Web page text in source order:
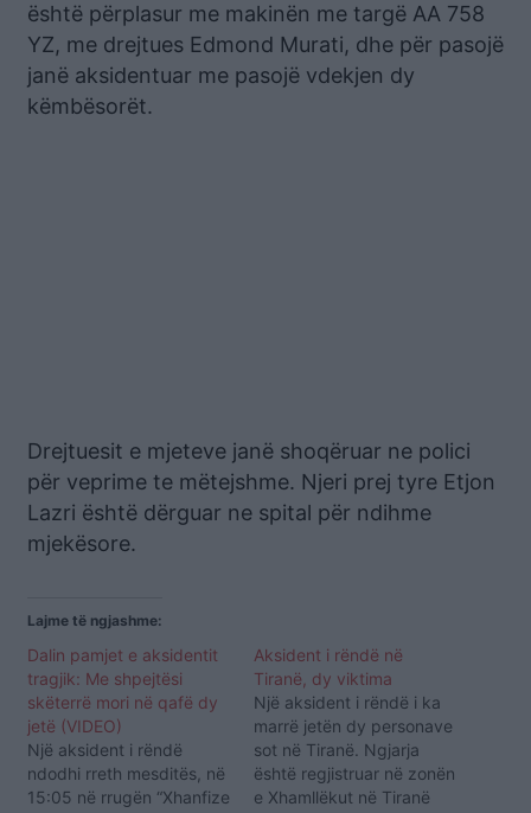
është përplasur me makinën me targë AA 758
YZ, me drejtues Edmond Murati, dhe për pasojë
janë aksidentuar me pasojë vdekjen dy
këmbësorët.
Drejtuesit e mjeteve janë shoqëruar ne polici
për veprime te mëtejshme. Njeri prej tyre Etjon
Lazri është dërguar ne spital për ndihme
mjekësore.
Lajme të ngjashme:
Dalin pamjet e aksidentit
tragjik: Me shpejtësi
skëterrë mori në qafë dy
jetë (VIDEO)
Një aksident i rëndë
ndodhi rreth mesditës, në
15:05 në rrugën “Xhanfize
Aksident i rëndë në
Tiranë, dy viktima
Një aksident i rëndë i ka
marrë jetën dy personave
sot në Tiranë. Ngjarja
është regjistruar në zonën
e Xhamllëkut në Tiranë